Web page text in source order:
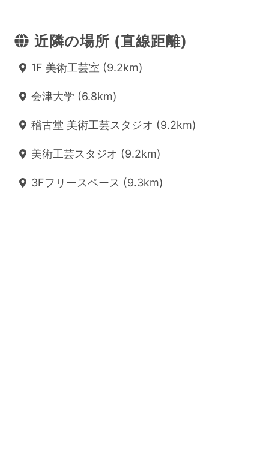
近隣の場所 (直線距離)
1F 美術工芸室 (9.2km)
会津大学 (6.8km)
稽古堂 美術工芸スタジオ (9.2km)
美術工芸スタジオ (9.2km)
3Fフリースペース (9.3km)